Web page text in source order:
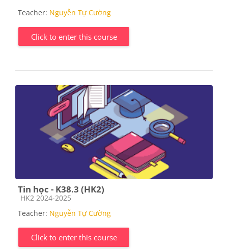
Teacher: Nguyễn Tự Cường
Click to enter this course
Tin học - K38.3 (HK2)
Course category
HK2 2024-2025
Teacher: Nguyễn Tự Cường
Click to enter this course